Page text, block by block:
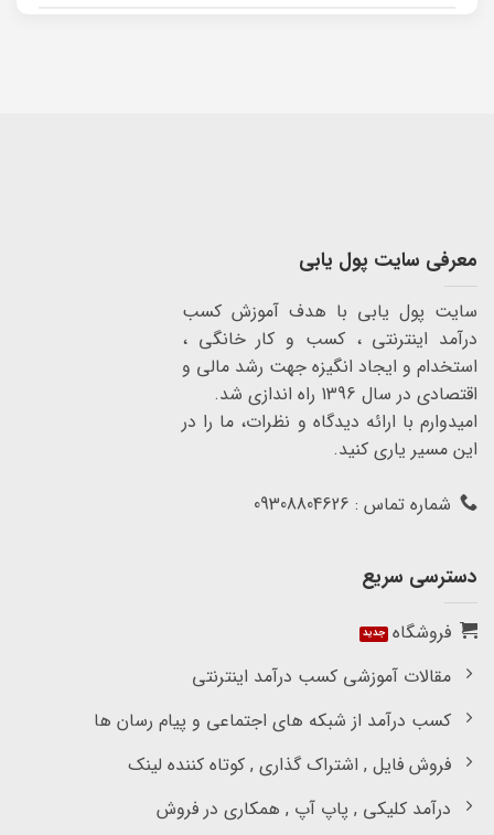
معرفی سایت پول یابی
سایت پول یابی با هدف آموزش کسب
درآمد اینترنتی ، کسب و کار خانگی ،
استخدام و ایجاد انگیزه جهت رشد مالی و
اقتصادی در سال 1396 راه اندازی شد.
امیدوارم با ارائه دیدگاه و نظرات، ما را در
این مسیر یاری کنید.
شماره تماس : 09308804626
دسترسی سریع
فروشگاه
مقالات آموزشی کسب درآمد اینترنتی
کسب درآمد از شبکه های اجتماعی و پیام رسان ها
فروش فایل , اشتراک گذاری , کوتاه کننده لینک
درآمد کلیکی , پاپ آپ , همکاری در فروش